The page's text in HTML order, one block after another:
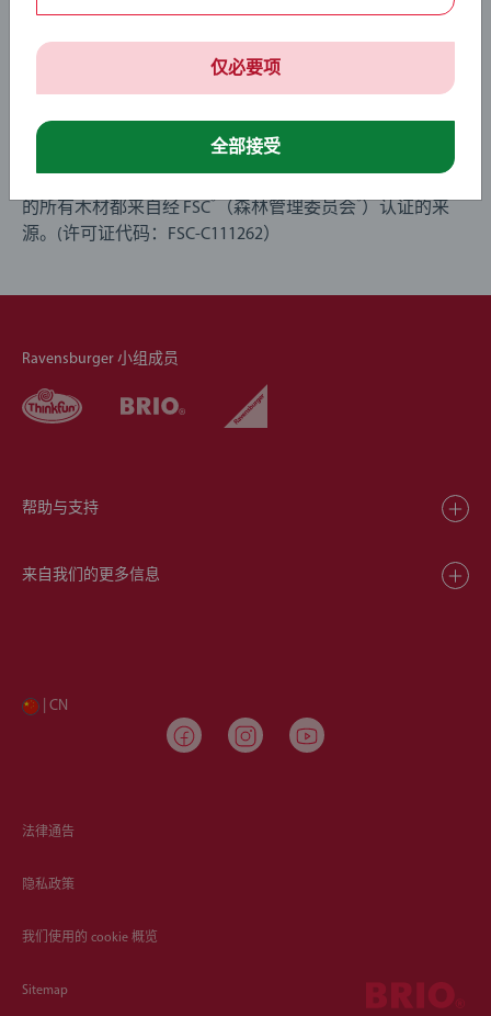
长在树上的玩具
木材是 BRIO 最有力的标志之一，我们的许多木制产品已成
的所有木材都来自经 FSC® （森林管理委员会®）认证的来
源。(许可证代码：FSC-C111262）
Ravensburger 小组成员
帮助与支持
来自我们的更多信息
| CN
法律通告
隐私政策
我们使用的 cookie 概览
Sitemap
仅必要项
全部接受